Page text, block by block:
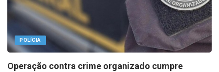
POLÍCIA
Operação contra crime organizado cumpre